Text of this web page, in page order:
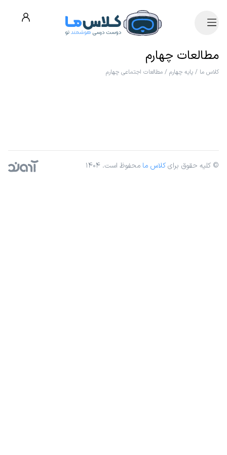
مطالعات چهارم
کلاس ما / پایه چهارم / مطالعات اجتماعی چهارم
© کلیه حقوق برایکلاس ما محفوظ است. ۱۴۰۴